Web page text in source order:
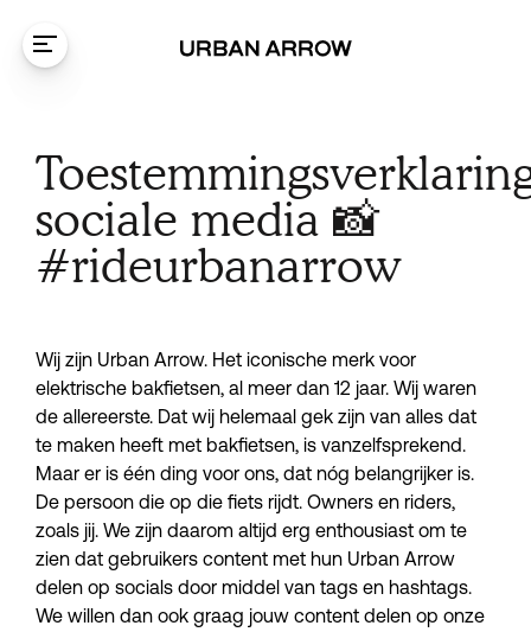
Social media
consent
statement
sociale media 📸
#rideurbanarrow
Wij zijn Urban Arrow. Het iconische merk voor
elektrische bakfietsen, al meer dan 12 jaar. Wij waren
de allereerste. Dat wij helemaal gek zijn van alles dat
te maken heeft met bakfietsen, is vanzelfsprekend.
Maar er is één ding voor ons, dat nóg belangrijker is.
De persoon die op die fiets rijdt. Owners en riders,
zoals jij. We zijn daarom altijd erg enthousiast om te
zien dat gebruikers content met hun Urban Arrow
delen op socials door middel van tags en hashtags.
We willen dan ook graag jouw content delen op onze